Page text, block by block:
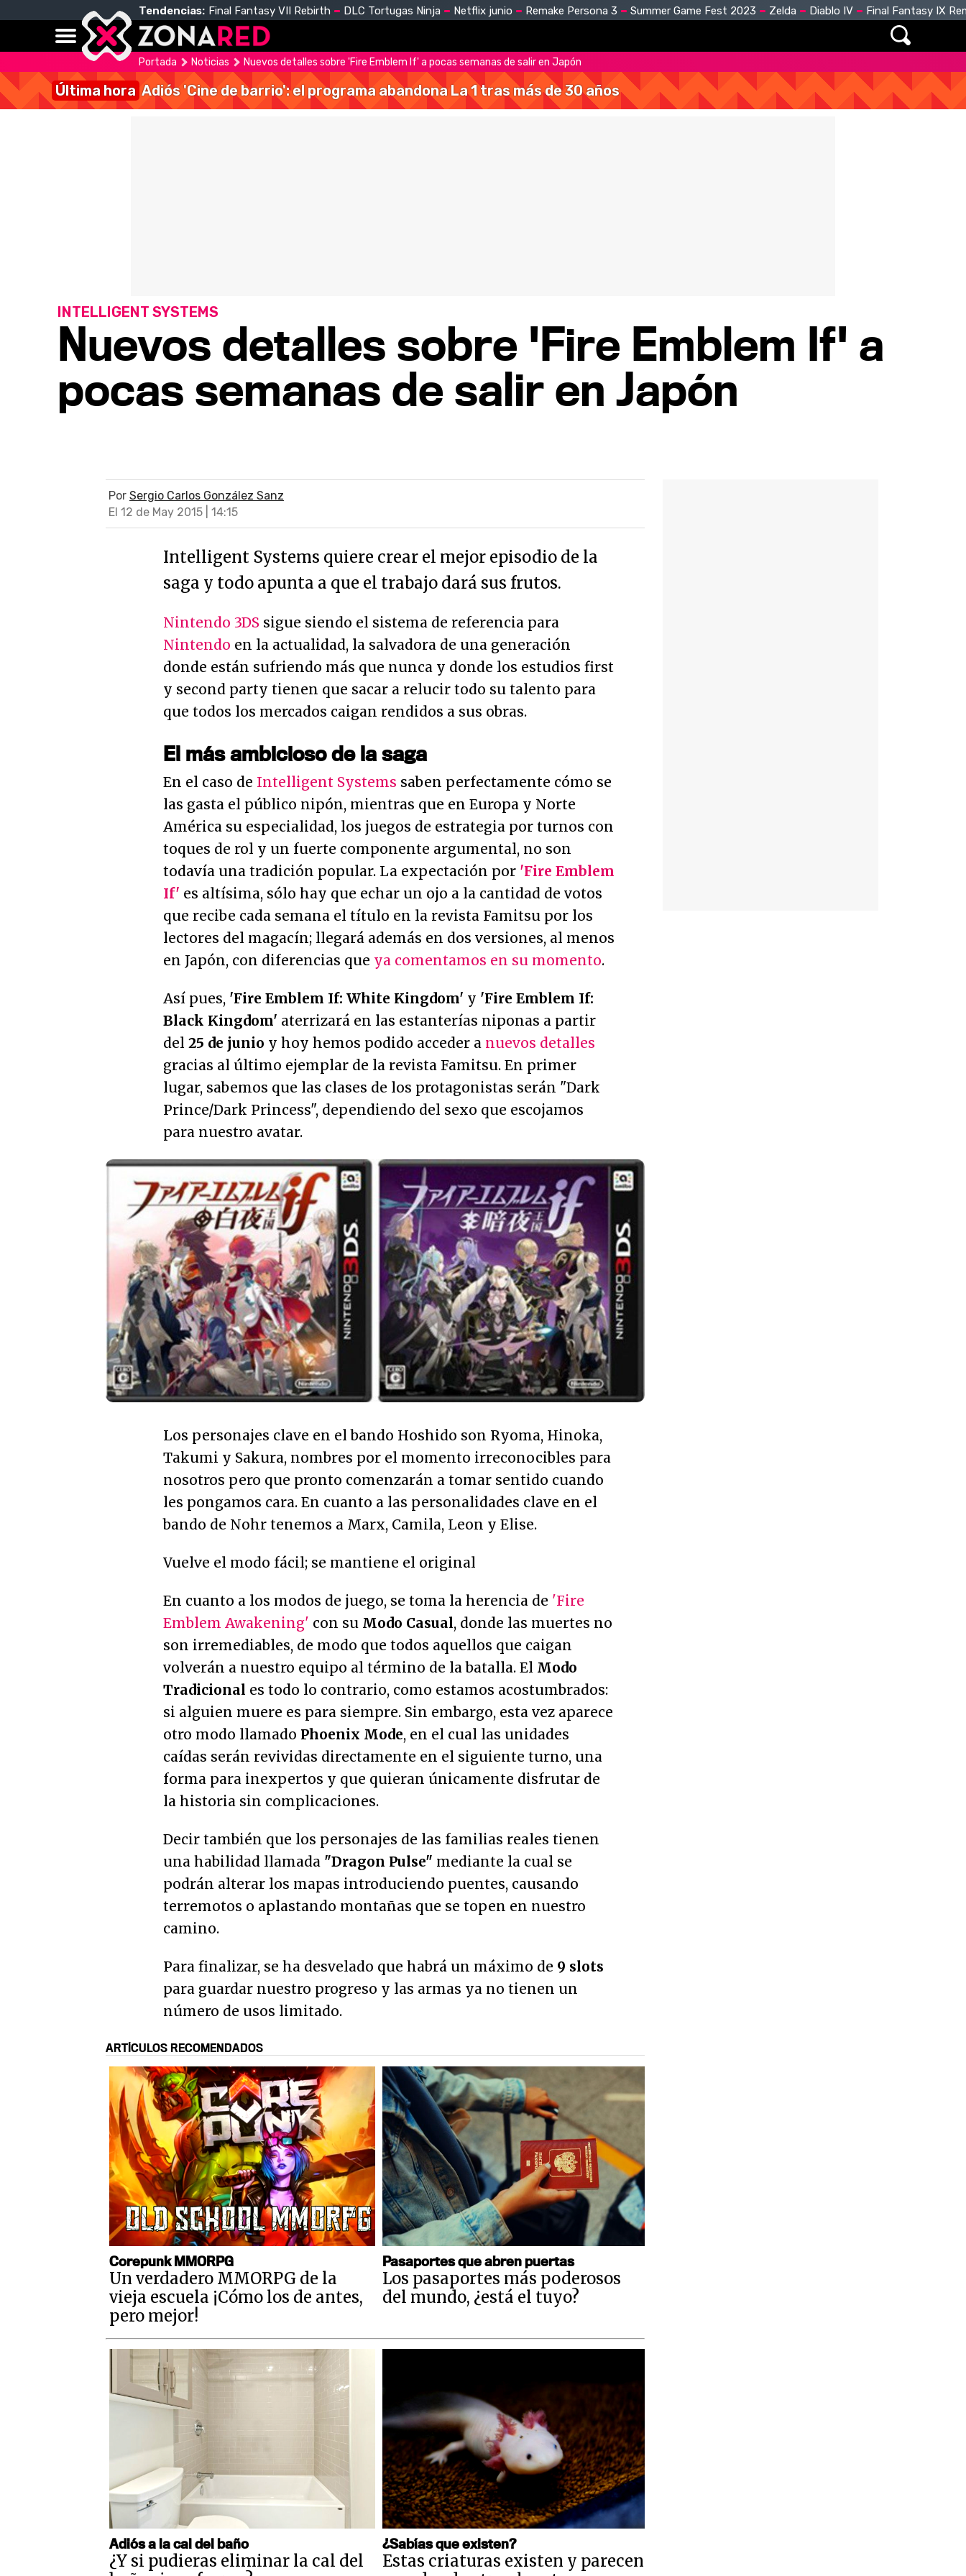
Tendencias: Final Fantasy VII Rebirth DLC Tortugas Ninja Netflix junio Remake Persona 3 Summer Game Fest 2023 Zelda Diablo IV Final Fantasy IX
Portada Noticias Nuevos detalles sobre 'Fire Emblem If' a pocas semanas de salir en Japón
Última hora Adiós 'Cine de barrio': el programa abandona La 1 tras más de 30 años
Nuevos detalles sobre 'Fire Emblem If' a
pocas semanas de salir en Japón
INTELLIGENT SYSTEMS
Por Sergio Carlos González Sanz
El 12 de May 2015 | 14:15
Intelligent Systems quiere crear el mejor episodio de la
saga y todo apunta a que el trabajo dará sus frutos.
Nintendo 3DS sigue siendo el sistema de referencia para
Nintendo en la actualidad, la salvadora de una generación
donde están sufriendo más que nunca y donde los estudios first
y second party tienen que sacar a relucir todo su talento para
que todos los mercados caigan rendidos a sus obras.
El más ambicioso de la saga
En el caso de Intelligent Systems saben perfectamente cómo se
las gasta el público nipón, mientras que en Europa y Norte
América su especialidad, los juegos de estrategia por turnos con
toques de rol y un fuerte componente argumental, no son
todavía una tradición popular. La expectación por 'Fire Emblem
If' es altísima, sólo hay que echar un ojo a la cantidad de votos
que recibe cada semana el título en la revista Famitsu por los
lectores del magacín; llegará además en dos versiones, al menos
en Japón, con diferencias que ya comentamos en su momento.
Así pues, 'Fire Emblem If: White Kingdom' y 'Fire Emblem If:
Black Kingdom' aterrizará en las estanterías niponas a partir
del 25 de junio y hoy hemos podido acceder a nuevos detalles
gracias al último ejemplar de la revista Famitsu. En primer
lugar, sabemos que las clases de los protagonistas serán "Dark
Prince/Dark Princess", dependiendo del sexo que escojamos
para nuestro avatar.
Los personajes clave en el bando Hoshido son Ryoma, Hinoka,
Takumi y Sakura, nombres por el momento irreconocibles para
nosotros pero que pronto comenzarán a tomar sentido cuando
les pongamos cara. En cuanto a las personalidades clave en el
bando de Nohr tenemos a Marx, Camila, Leon y Elise.
Vuelve el modo fácil; se mantiene el original
En cuanto a los modos de juego, se toma la herencia de 'Fire
Emblem Awakening' con su Modo Casual, donde las muertes no
son irremediables, de modo que todos aquellos que caigan
volverán a nuestro equipo al término de la batalla. El Modo
Tradicional es todo lo contrario, como estamos acostumbrados:
si alguien muere es para siempre. Sin embargo, esta vez aparece
otro modo llamado Phoenix Mode, en el cual las unidades
caídas serán revividas directamente en el siguiente turno, una
forma para inexpertos y que quieran únicamente disfrutar de
la historia sin complicaciones.
Decir también que los personajes de las familias reales tienen
una habilidad llamada "Dragon Pulse" mediante la cual se
podrán alterar los mapas introduciendo puentes, causando
terremotos o aplastando montañas que se topen en nuestro
camino.
Para finalizar, se ha desvelado que habrá un máximo de 9 slots
para guardar nuestro progreso y las armas ya no tienen un
número de usos limitado.
ARTÍCULOS RECOMENDADOS
Corepunk MMORPG
Un verdadero MMORPG de la
vieja escuela ¡Cómo los de antes,
pero mejor!
Pasaportes que abren puertas
Los pasaportes más poderosos
del mundo, ¿está el tuyo?
Adiós a la cal del baño
¿Y si pudieras eliminar la cal del
¿Sabías que existen?
Estas criaturas existen y parecen